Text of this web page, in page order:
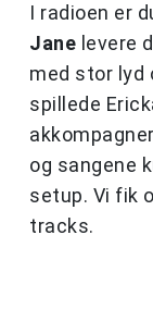
I radioen er
Jane levere
med stor lyd
spillede
og sangene
setup. Vi fik
tracks.